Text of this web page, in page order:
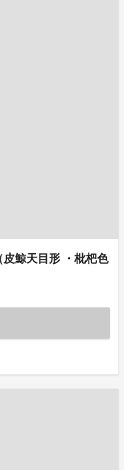
皮鯨天目形 ・枇杷色